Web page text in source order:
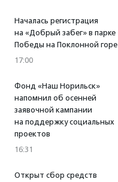
Началась регистрация
на «Добрый забег» в парке
Победы на Поклонной горе
17:00
Фонд «Наш Норильск»
напомнил об осенней
заявочной кампании
на поддержку социальных
проектов
16:31
Открыт сбор средств